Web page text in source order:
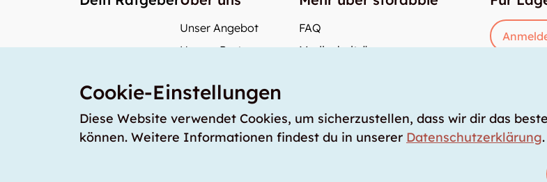
Unser Angebot
Unsere Partner
Unsere Preise
storabble Schweiz
storabble Deutschland
FAQ
Medienbeiträge
Cookie-Einstellungen
Diese Website verwendet Cookies, um sicherzustellen, dass wir dir das
können. Weitere Informationen findest du in unserer Datenschutzerklärung.